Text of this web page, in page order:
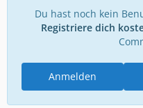
Du hast noch kein
Registriere dich
Anmelden